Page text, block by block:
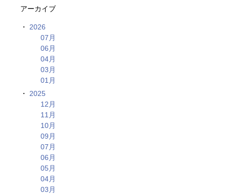
アーカイブ
2026
07月
06月
04月
03月
01月
2025
12月
11月
10月
09月
07月
06月
05月
04月
03月